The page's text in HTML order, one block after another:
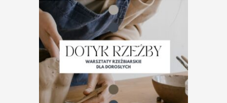
Otwarte
Konsultacje
Filmowe, czyli I
Slam Filmowy w
Kinie Centrum